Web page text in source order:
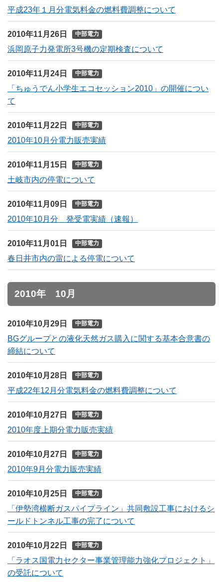
平成23年１月分電気料金の燃料費調整について
2010年11月26日 中部電力
浜岡原子力発電所3号機の定期検査について
2010年11月24日 中部電力
「ちゅうでん小学生エコセッション2010」の開催につい
て
2010年11月22日 中部電力
2010年10月分電力販売実績
2010年11月15日 中部電力
土岐市内の停電について
2010年11月09日 中部電力
2010年10月分 発受電実績（速報）
2010年11月01日 中部電力
春日井市内の雷による停電について
2010年 10月
2010年10月29日 中部電力
BGグループとの液化天然ガス購入に関する基本合意書の
締結について
2010年10月28日 中部電力
平成22年12月分電気料金の燃料費調整について
2010年10月27日 中部電力
2010年度上期分電力販売実績
2010年10月27日 中部電力
2010年9月分電力販売実績
2010年10月25日 中部電力
「伊勢湾横断ガスパイプライン」共同敷設工事におけるシ
ールドトンネル工事の完了について
2010年10月22日 中部電力
「ラオス国電力セクター事業管理能力強化プロジェクト」
の受託について